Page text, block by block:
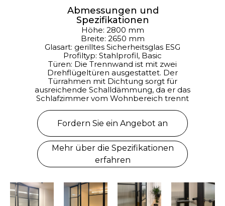
Mehr über die Spezifikationen
erfahren
Höhe: 2800 mm
Breite: 2650 mm
Glasart: gerilltes Sicherheitsglas ESG
Profiltyp: Stahlprofil, Basic
Türen: Die Trennwand ist mit zwei
Drehflügeltüren ausgestattet. Der
Türrahmen mit Dichtung sorgt für
ausreichende Schalldämmung, da er das
Schlafzimmer vom Wohnbereich trennt
Abmessungen und
Spezifikationen
Fordern Sie ein Angebot an